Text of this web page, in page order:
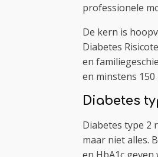
professionele
De kern is
Diabetes
en
en minstens
Diabetes
Diabetes type 2
maar niet alles.